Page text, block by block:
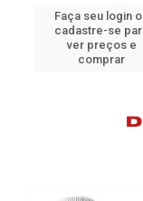
Faça seu login ou
cadastre-se para
ver preços e
comprar